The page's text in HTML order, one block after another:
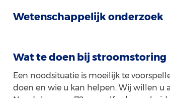
Wetenschappelijk onderzoek
Wat te doen bij stroomstoring
Een noodsituatie is moeilijk te
doen en wie u kan helpen. Wij willen u